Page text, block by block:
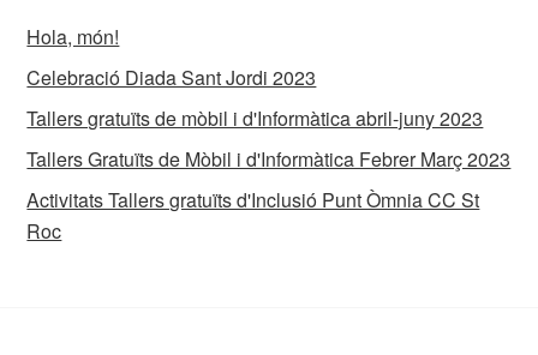
Hola, món!
Celebració Diada Sant Jordi 2023
Tallers gratuïts de mòbil i d'Informàtica abril-juny 2023
Tallers Gratuïts de Mòbil i d'Informàtica Febrer Març 2023
Activitats Tallers gratuïts d'Inclusió Punt Òmnia CC St
Roc